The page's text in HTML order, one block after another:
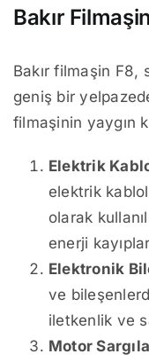
Bakır
Bakır filmaşin F8,
geniş bir
filmaşinin yaygın
Elektrik
elektrik
olarak
enerji
Elektronik
ve
iletkenlik ve
Motor